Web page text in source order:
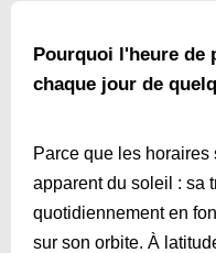
Pourquoi l'heure de
chaque jour de
Parce que les
apparent du soleil : sa
quotidiennement en
sur son orbite. À